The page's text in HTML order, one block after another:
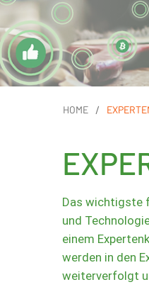
HOME /
Das wichtigste
und
einem
werden in den
weiterverfolgt